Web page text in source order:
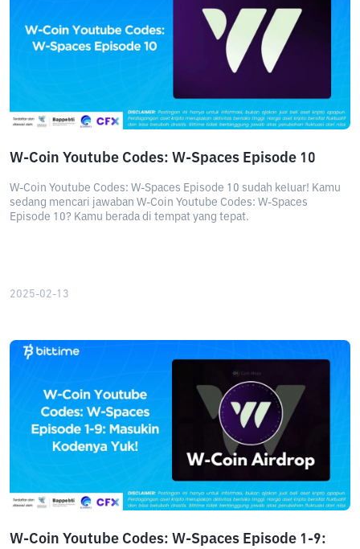
W-Coin Youtube Codes: W-Spaces Episode 10
W-Coin Youtube Codes: W-Spaces Episode 10 sudah keluar! Kamu
sedang mencari jawaban W-Coin Youtube Codes: W-Spaces
Episode 10? Kamu berada di tempat yang tepat.
2025-02-13
W-Coin Youtube Codes: W-Spaces Episode 1-9: